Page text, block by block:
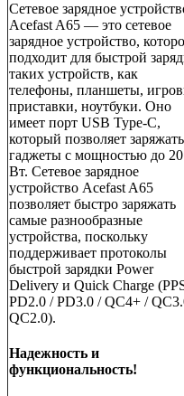
Сетевое зарядное
Acefast A65 — это сетевое
зарядное устройство,
подходит для быстрой
таких устройств, как
телефоны, планшеты,
приставки, ноутбуки. Оно
имеет порт USB Type-C,
который позволяет заряжать
гаджеты с мощностью до 20
Вт. Сетевое зарядное
устройство Acefast A65
позволяет быстро заряжать
самые разнообразные
устройства, поскольку
поддерживает протоколы
быстрой зарядки Power
Delivery и Quick Charge
PD2.0 / PD3.0 / QC4+ /
QC2.0).
Надежность и
функциональность!